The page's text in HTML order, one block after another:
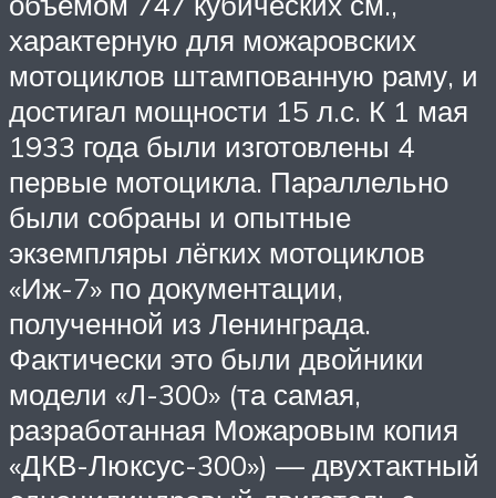
характерную для можаровских
мотоциклов штампованную раму, и
достигал мощности 15 л.с. К 1 мая
1933 года были изготовлены 4
первые мотоцикла. Параллельно
были собраны и опытные
экземпляры лёгких мотоциклов
«Иж-7» по документации,
полученной из Ленинграда.
Фактически это были двойники
модели «Л-300» (та самая,
разработанная Можаровым копия
«ДКВ-Люксус-300») — двухтактный